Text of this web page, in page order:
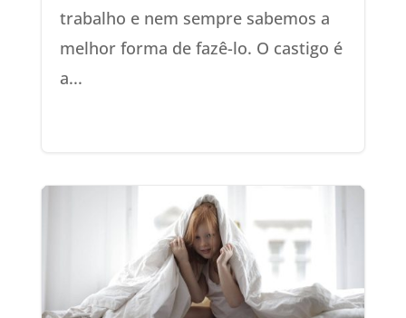
trabalho e nem sempre sabemos a
melhor forma de fazê-lo. O castigo é
a...